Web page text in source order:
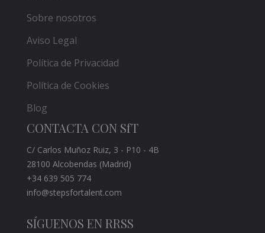
Sobre nosotros
Aviso Legal
Política de Privacidad
Política de Cookies
Blog
CONTACTA CON SfT
C/ Carlos Muñoz Ruiz, 3 - P10 - 4B
28100 Alcobendas (Madrid)
+34 639 505 774
info@stepsfortalent.com
SÍGUENOS EN RRSS